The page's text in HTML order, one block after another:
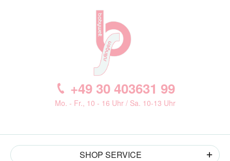
+49 30 403631 99
Mo. - Fr., 10 - 16 Uhr / Sa. 10-13 Uhr
SHOP SERVICE